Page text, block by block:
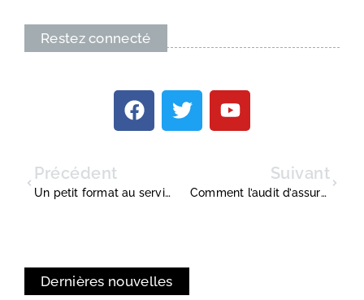
Restez connecté
Précédent
Un petit format au service de votre image de marque
Suivant
Comment l’audit d’assurance peut réduire vos coûts d’entreprise de 15 à 30%
Dernières nouvelles